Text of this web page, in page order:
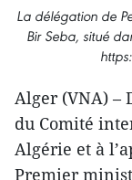
La délégation de
Bir Seba, situé
Alger (VNA) –
du Comité
Algérie et à
Premier